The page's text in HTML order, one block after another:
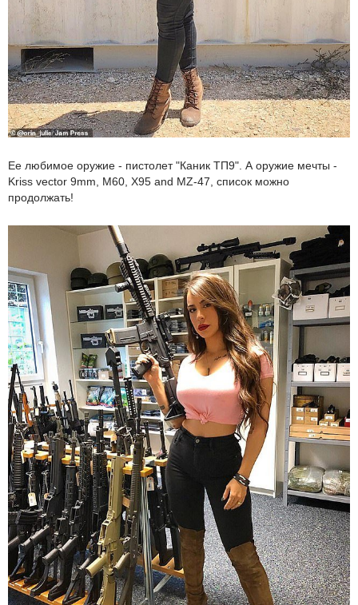
Ее любимое оружие - пистолет "Каник ТП9". А оружие мечты -
Kriss vector 9mm, M60, X95 and MZ-47, список можно
продолжать!